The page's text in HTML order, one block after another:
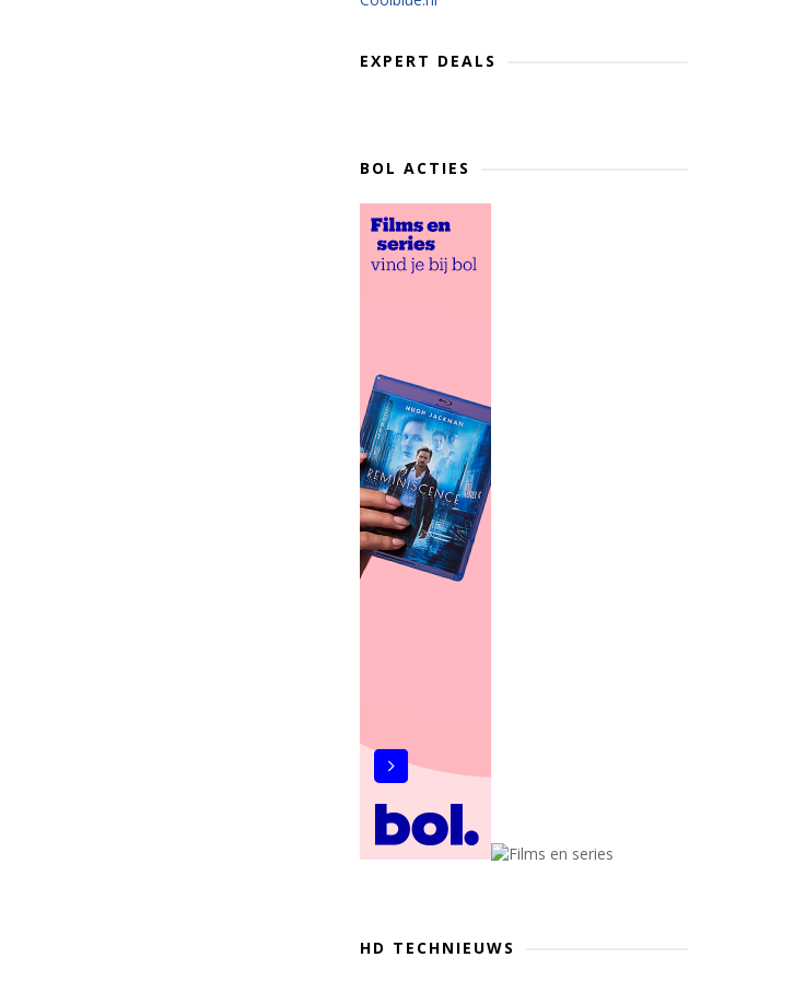
EXPERT DEALS
BOL ACTIES
HD TECHNIEUWS